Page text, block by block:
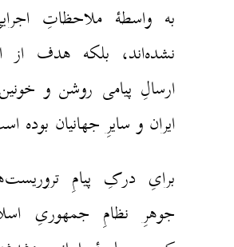
به واسطهٔ ملاحظاتِ
نشده‌اند، بلکه هدف از
ارسالِ پیامی روشن و
ایران و سایرِ جهانیان بوده
برایِ درکِ پیامِ
جوهرِ نظامِ جمهوریِ